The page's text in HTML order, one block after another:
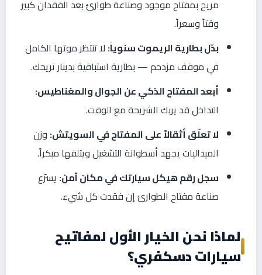
مريح بمفتاح موجود وصناعة طوارئ بعد الفقدان كبير
وقتاً وسعراً.
بدّل بطارية الريموت سنوياً: لا تنتظر موتها الكامل
في موقف مزدحم — بطارية استباقية بدينار تريحك.
أبعد المفتاح الذكي عن الجوال والمغناطيس:
التداخل قد يربك الشريحة مع الوقت.
لا تعلّق أثقالاً على المفتاح في السويتش: وزن
الميداليات يجهد أسطوانة التشغيل ويتلفها مبكراً.
سجل رقم هيكل سيارتك في مكان آمن: يسرّع
صناعة مفتاح الطوارئ إن فقدت كل شيء.
لماذا نحن الخيار الأول لمفاتيح
سيارات دسكفري؟